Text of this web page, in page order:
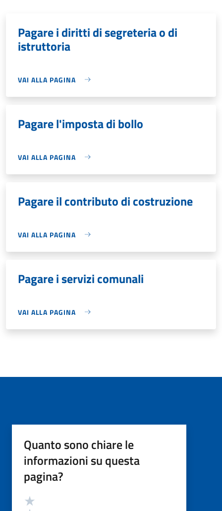
Pagare i diritti di segreteria o di
istruttoria
VAI ALLA PAGINA
Pagare l'imposta di bollo
VAI ALLA PAGINA
Pagare il contributo di costruzione
VAI ALLA PAGINA
Pagare i servizi comunali
VAI ALLA PAGINA
Quanto sono chiare le
informazioni su questa
pagina?
Valutazione